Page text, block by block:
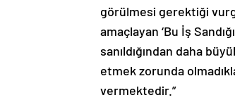
görülmesi gerektiği
amaçlayan ‘Bu İş
sanıldığından daha
etmek zorunda
vermektedir.”